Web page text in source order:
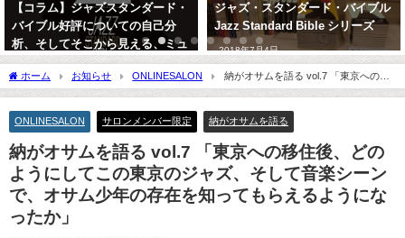
【コラム】ジャズスタンダード・
バイブル好評についての自己分
析、そしてそこから見える、ミュ
ージシャンの道へのヒント
ジャズ・スタンダード・バイブル
Jazz Standard Bible シリーズ
2018年7月4日
ホーム お知らせ ONLINESALON
納がオサムを語る vol.7 「東京への移
住後、どのようにしてこの東京のジャズ、そして音楽シーンで、オサム少年の存在を
ONLINESALON
サロンメンバー限定 納がオサムを語る
納がオサムを語る vol.7 「東京への移住後、どの
ようにしてこの東京のジャズ、そして音楽シーン
で、オサム少年の存在を知ってもらえるようにな
ったか」